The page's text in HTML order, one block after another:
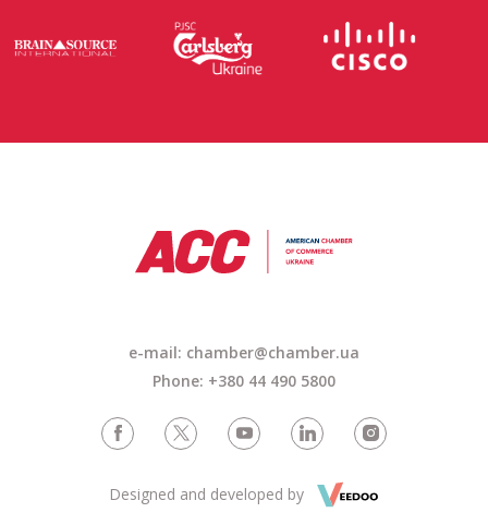
e-mail: chamber@chamber.ua
Phone: +380 44 490 5800
Designed and developed by